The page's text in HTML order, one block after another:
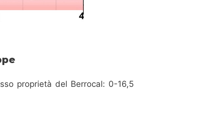
proprietà del Berrocal: 0-16,5